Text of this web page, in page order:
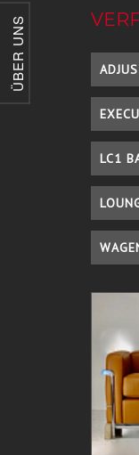
ÜBER UNS
LC1